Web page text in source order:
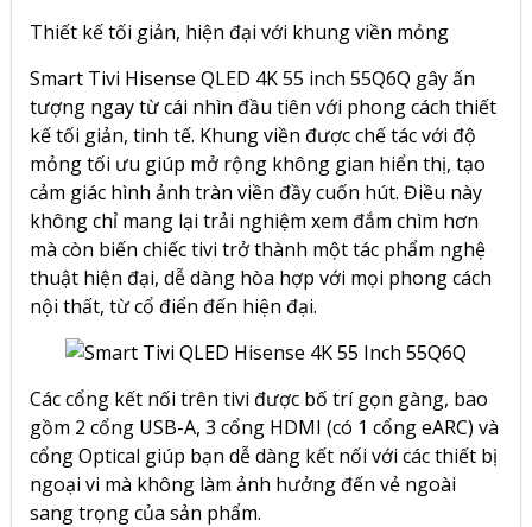
Thiết kế tối giản, hiện đại với khung viền mỏng
Smart Tivi Hisense QLED 4K 55 inch 55Q6Q gây ấn
tượng ngay từ cái nhìn đầu tiên với phong cách thiết
kế tối giản, tinh tế. Khung viền được chế tác với độ
mỏng tối ưu giúp mở rộng không gian hiển thị, tạo
cảm giác hình ảnh tràn viền đầy cuốn hút. Điều này
không chỉ mang lại trải nghiệm xem đắm chìm hơn
mà còn biến chiếc tivi trở thành một tác phẩm nghệ
thuật hiện đại, dễ dàng hòa hợp với mọi phong cách
nội thất, từ cổ điển đến hiện đại.
Các cổng kết nối trên tivi được bố trí gọn gàng, bao
gồm 2 cổng USB-A, 3 cổng HDMI (có 1 cổng eARC) và
cổng Optical giúp bạn dễ dàng kết nối với các thiết bị
ngoại vi mà không làm ảnh hưởng đến vẻ ngoài
sang trọng của sản phẩm.